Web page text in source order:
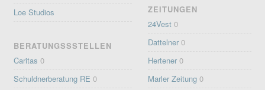
Loe Studios
BERATUNGSSSTELLEN
Caritas 0
Schuldnerberatung RE 0
ZEITUNGEN
24Vest 0
Dattelner 0
Hertener 0
Marler Zeitung 0